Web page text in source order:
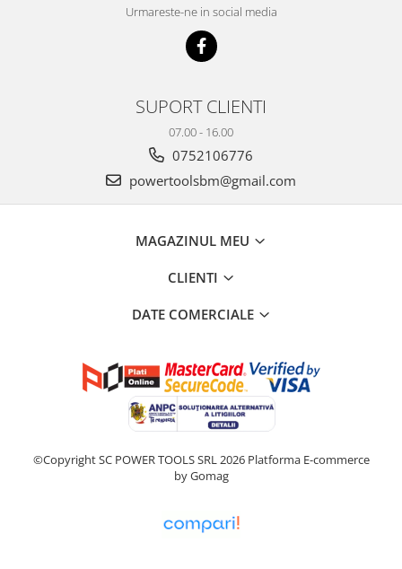
Urmareste-ne in social media
SUPORT CLIENTI
07.00 - 16.00
0752106776
powertoolsbm@gmail.com
MAGAZINUL MEU
CLIENTI
DATE COMERCIALE
©Copyright SC POWER TOOLS SRL 2026 Platforma E-commerce
by Gomag